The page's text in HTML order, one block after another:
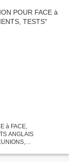
à FACE,
ANGLAIS